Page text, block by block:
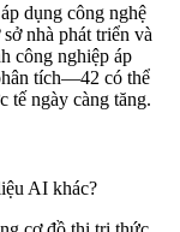
dụng công nghệ
nhà phát triển và
công nghiệp áp
tích—42 có thể
tế ngày càng tăng.
AI khác?